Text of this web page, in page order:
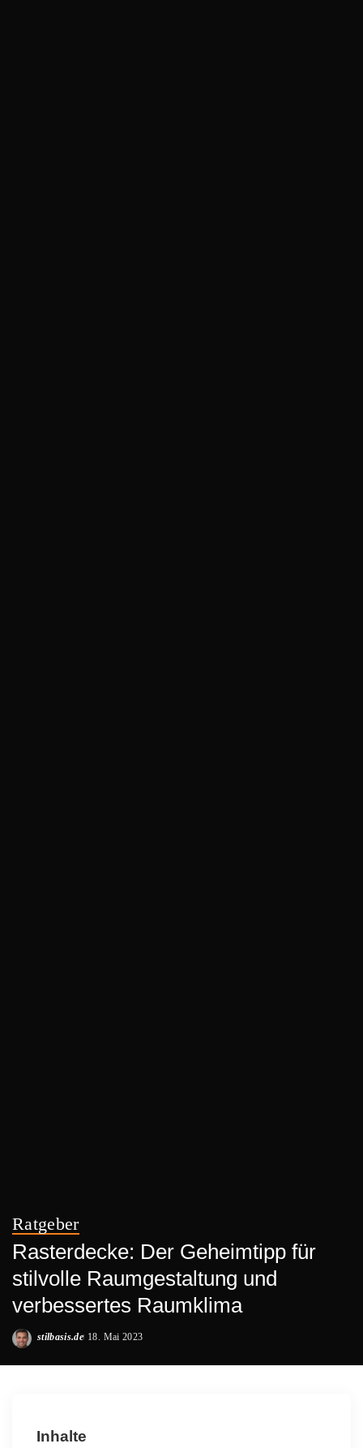
Ratgeber
Rasterdecke: Der Geheimtipp für
stilvolle Raumgestaltung und
verbessertes Raumklima
Posted
stilbasis.de 18. Mai 2023
Inhalte